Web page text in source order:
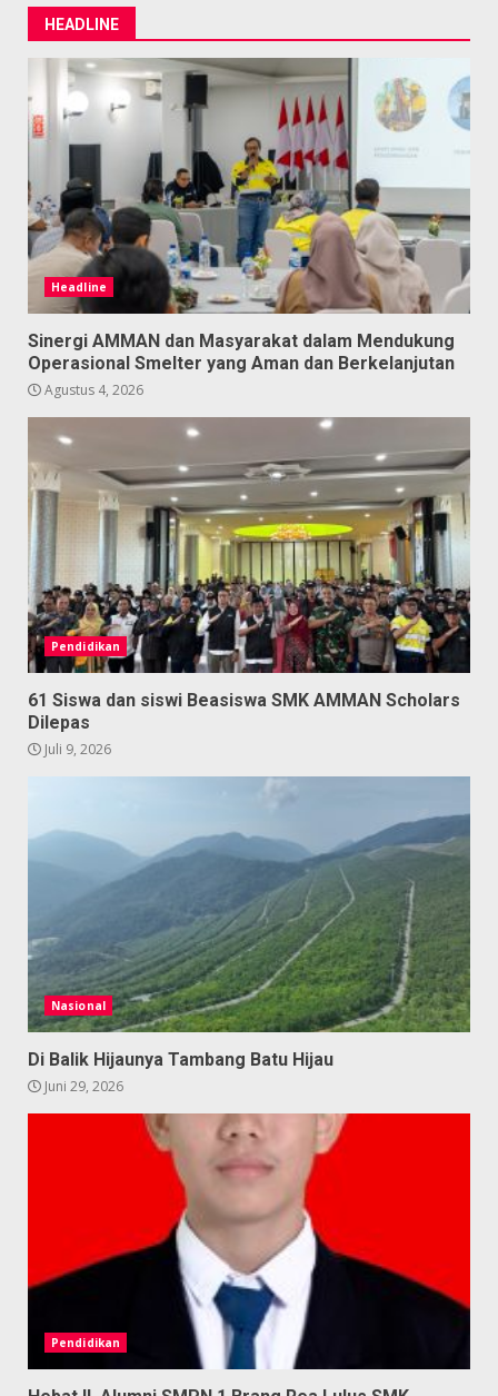
HEADLINE
Headline
Sinergi AMMAN dan Masyarakat dalam Mendukung
Operasional Smelter yang Aman dan Berkelanjutan
Agustus 4, 2026
Pendidikan
61 Siswa dan siswi Beasiswa SMK AMMAN Scholars
Dilepas
Juli 9, 2026
Nasional
Di Balik Hijaunya Tambang Batu Hijau
Juni 29, 2026
Pendidikan